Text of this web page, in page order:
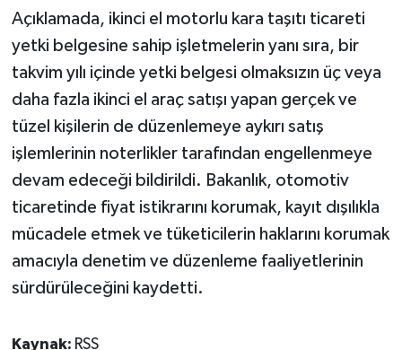
Açıklamada, ikinci el motorlu kara taşıtı ticareti
yetki belgesine sahip işletmelerin yanı sıra, bir
takvim yılı içinde yetki belgesi olmaksızın üç veya
daha fazla ikinci el araç satışı yapan gerçek ve
tüzel kişilerin de düzenlemeye aykırı satış
işlemlerinin noterlikler tarafından engellenmeye
devam edeceği bildirildi. Bakanlık, otomotiv
ticaretinde fiyat istikrarını korumak, kayıt dışılıkla
mücadele etmek ve tüketicilerin haklarını korumak
amacıyla denetim ve düzenleme faaliyetlerinin
sürdürüleceğini kaydetti.
Kaynak: RSS